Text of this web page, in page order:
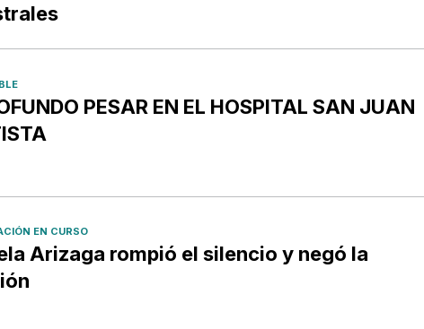
PESAR EN EL HOSPITAL SAN JUAN
EN CURSO
Arizaga rompió el silencio y negó la